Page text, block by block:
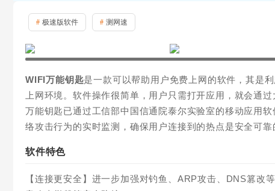
# 极速版软件 # 测网速
WIFI万能钥匙是一款可以帮助用户免费上网的软件，其是
上网环境。软件操作很简单，用户只需打开应用，就会通
万能钥匙已通过工信部中国信通院泰尔实验室的移动应用
络攻击行为的实时监测，确保用户连接到的热点是安全可
软件特色
【连接更安全】进一步加强对钓鱼、ARP攻击、DNS篡改